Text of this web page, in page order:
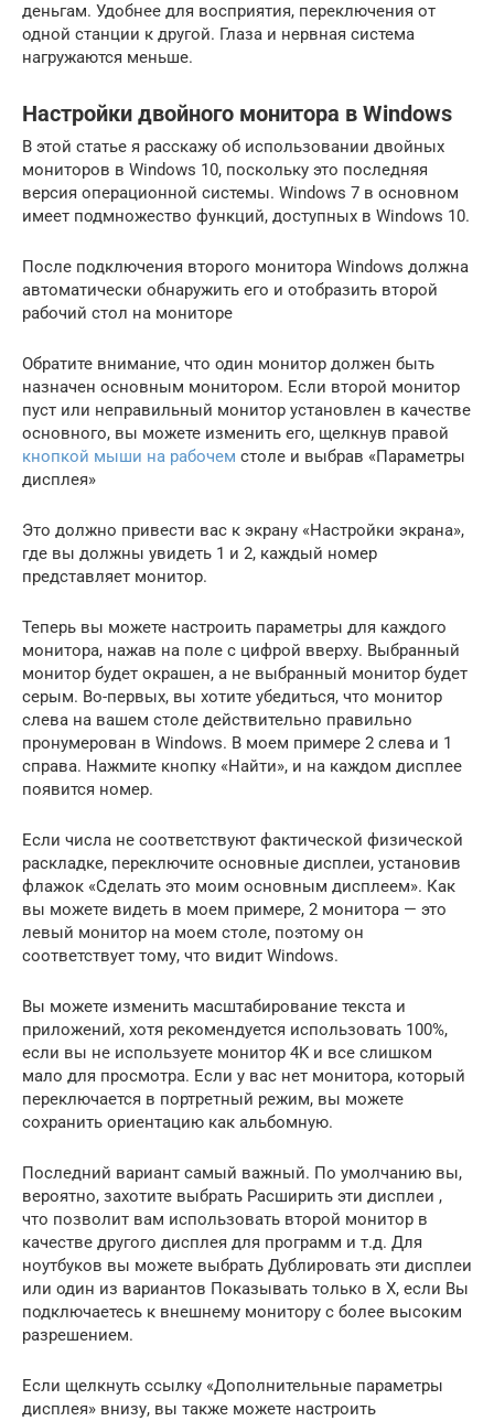
деньгам. Удобнее для восприятия, переключения от
одной станции к другой. Глаза и нервная система
нагружаются меньше.
Настройки двойного монитора в Windows
В этой статье я расскажу об использовании двойных
мониторов в Windows 10, поскольку это последняя
версия операционной системы. Windows 7 в основном
имеет подмножество функций, доступных в Windows 10.
После подключения второго монитора Windows должна
автоматически обнаружить его и отобразить второй
рабочий стол на мониторе
Обратите внимание, что один монитор должен быть
назначен основным монитором. Если второй монитор
пуст или неправильный монитор установлен в качестве
основного, вы можете изменить его, щелкнув правой
кнопкой мыши на рабочем столе и выбрав «Параметры
дисплея»
Это должно привести вас к экрану «Настройки экрана»,
где вы должны увидеть 1 и 2, каждый номер
представляет монитор.
Теперь вы можете настроить параметры для каждого
монитора, нажав на поле с цифрой вверху. Выбранный
монитор будет окрашен, а не выбранный монитор будет
серым. Во-первых, вы хотите убедиться, что монитор
слева на вашем столе действительно правильно
пронумерован в Windows. В моем примере 2 слева и 1
справа. Нажмите кнопку «Найти», и на каждом дисплее
появится номер.
Если числа не соответствуют фактической физической
раскладке, переключите основные дисплеи, установив
флажок «Сделать это моим основным дисплеем». Как
вы можете видеть в моем примере, 2 монитора — это
левый монитор на моем столе, поэтому он
соответствует тому, что видит Windows.
Вы можете изменить масштабирование текста и
приложений, хотя рекомендуется использовать 100%,
если вы не используете монитор 4K и все слишком
мало для просмотра. Если у вас нет монитора, который
переключается в портретный режим, вы можете
сохранить ориентацию как альбомную.
Последний вариант самый важный. По умолчанию вы,
вероятно, захотите выбрать Расширить эти дисплеи ,
что позволит вам использовать второй монитор в
качестве другого дисплея для программ и т.д. Для
ноутбуков вы можете выбрать Дублировать эти дисплеи
или один из вариантов Показывать только в X, если Вы
подключаетесь к внешнему монитору с более высоким
разрешением.
Если щелкнуть ссылку «Дополнительные параметры
дисплея» внизу, вы также можете настроить